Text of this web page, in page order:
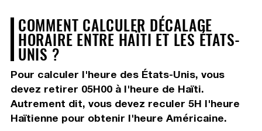
COMMENT CALCULER DÉCALAGE
HORAIRE ENTRE HAÏTI ET LES ÉTATS-
UNIS ?
Pour calculer l'heure des États-Unis, vous
devez retirer 05H00à l'heure de Haïti.
Autrement dit, vous devez reculer 5H l'heure
Haïtienne pour obtenir l'heure Américaine.